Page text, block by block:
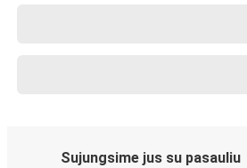
Sujungsime jus su pasauliu